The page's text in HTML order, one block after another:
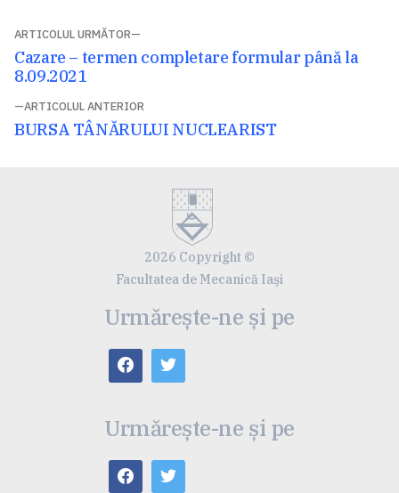
Navigare
în
articole
ARTICOLUL ANTERIOR
Articolul
BURSA TÂNĂRULUI NUCLEARIST
ARTICOLUL URMĂTOR
Articolul
următor:
Cazare – termen completare formular până la
8.09.2021
2026 Copyright ©
Facultatea de Mecanică Iaşi
Urmărește-ne și pe
Urmărește-ne și pe